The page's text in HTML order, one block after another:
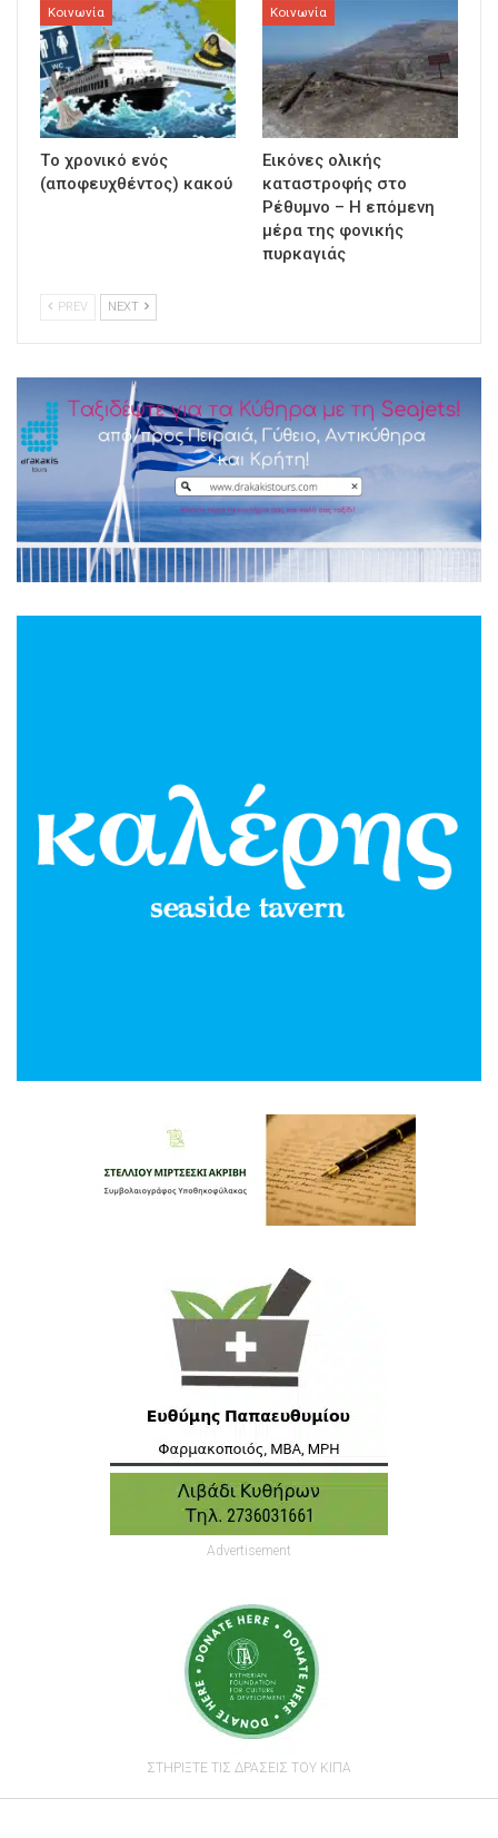
Κοινωνία
Τo χρονικό ενός
(αποφευχθέντος) κακού
Κοινωνία
Εικόνες ολικής
καταστροφής στο
Ρέθυμνο – Η επόμενη
μέρα της φονικής
πυρκαγιάς
PREV NEXT
Advertisement
ΣΤΗΡΙΞΤΕ ΤΙΣ ΔΡΑΣΕΙΣ ΤΟΥ ΚΙΠΑ